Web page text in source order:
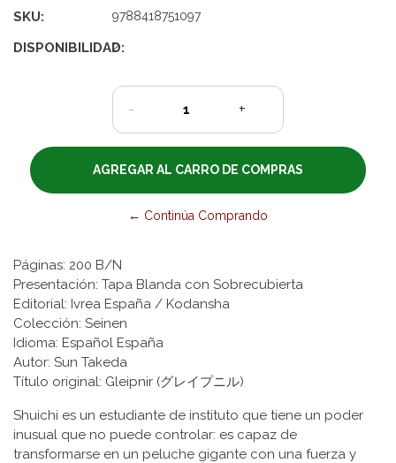
SKU: 9788418751097
DISPONIBILIDAD:
2
- +
← Continúa Comprando
Páginas: 200 B/N
Presentación: Tapa Blanda con Sobrecubierta
Editorial: Ivrea España / Kodansha
Colección: Seinen
Idioma: Español España
Autor: Sun Takeda
Título original: Gleipnir (グレイプニル)
Shuichi es un estudiante de instituto que tiene un poder
inusual que no puede controlar: es capaz de
transformarse en un peluche gigante con una fuerza y